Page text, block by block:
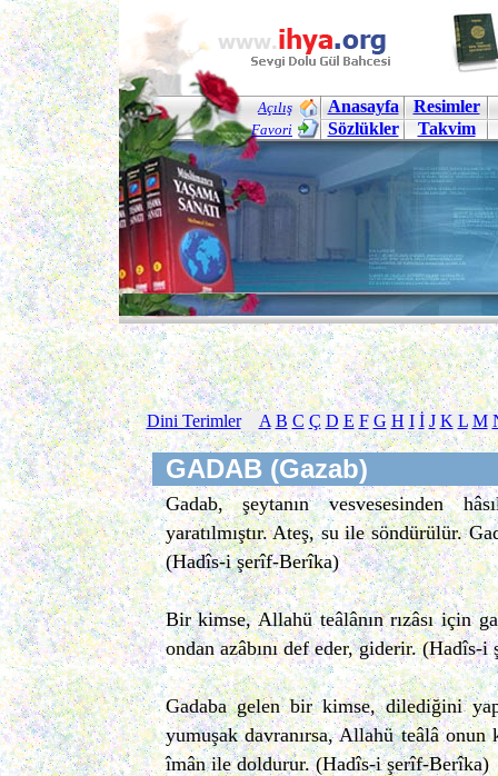
Açılış
Favori
Anasayfa
Resimler
Sözlükler
Takvim
Dini Terimler A B C Ç D E F G H I İ J K L M
GADAB (Gazab)
Gadab, şeytanın vesvesesinden
yaratılmıştır. Ateş, su ile söndürülür.
(Hadîs-i şerîf-Berîka)
Bir kimse, Allahü teâlânın rızâsı için
ondan azâbını def eder, giderir. (Hadîs-
Gadaba gelen bir kimse, dilediğini
yumuşak davranırsa, Allahü teâlâ
îmân ile doldurur. (Hadîs-i şerîf-Berîka)